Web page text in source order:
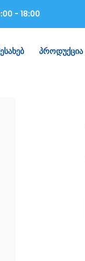
- 18:00
პროდუქცია